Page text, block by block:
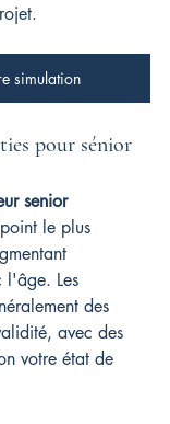
simulation
pour sénior
senior
le plus
l'âge. Les
des
avec des
votre état de